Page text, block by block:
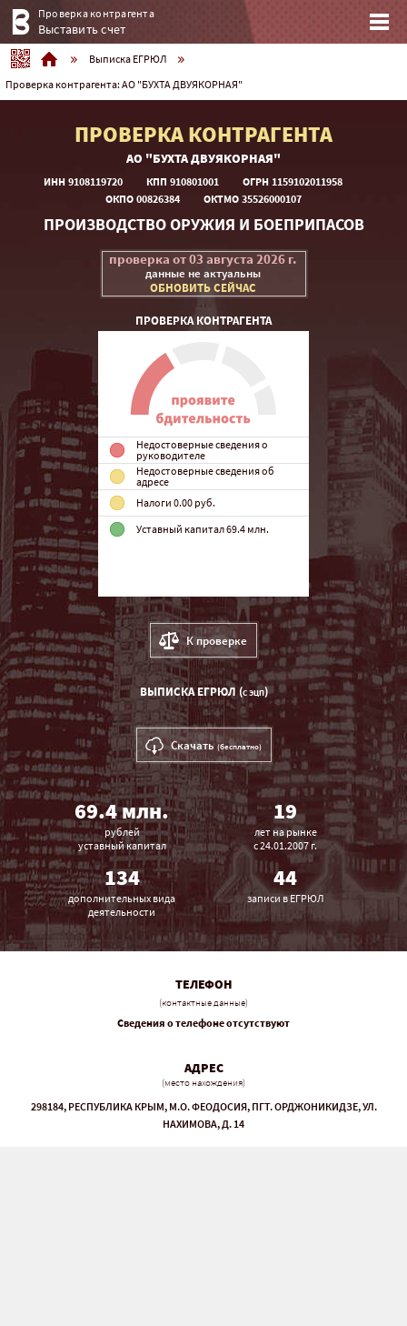
Проверка контрагента
Выставить счет
Выписка ЕГРЮЛ
Проверка контрагента: АО "БУХТА ДВУЯКОРНАЯ"
ПРОВЕРКА КОНТРАГЕНТА
АО "БУХТА ДВУЯКОРНАЯ"
ИНН 9108119720 КПП 910801001
ОГРH 1159102011958
ОКПО 00826384
ОКТМО 35526000107
ПРОИЗВОДСТВО ОРУЖИЯ И БОЕПРИПАСОВ
проверка от 03 августа 2026 г.
данные не актуальны
ОБНОВИТЬ СЕЙЧАС
ПРОВЕРКА КОНТРАГЕНТА
Недостоверные сведения о
руководителе
Недостоверные сведения об
адресе
Налоги 0.00 руб.
Уставный капитал 69.4 млн.
К проверке
ВЫПИСКА ЕГРЮЛ (C ЭЦП)
Скачать(бесплатно)
69.4 млн.
рублей
уставный капитал
19
лет на рынке
с 24.01.2007 г.
134
дополнительных вида
деятельности
44
записи в ЕГРЮЛ
ТЕЛЕФОН
(контактные данные)
Сведения о телефоне отсутствуют
АДРЕС
(место нахождения)
298184, РЕСПУБЛИКА КРЫМ, М.О. ФЕОДОСИЯ, ПГТ. ОРДЖОНИКИДЗЕ, УЛ.
НАХИМОВА, Д. 14